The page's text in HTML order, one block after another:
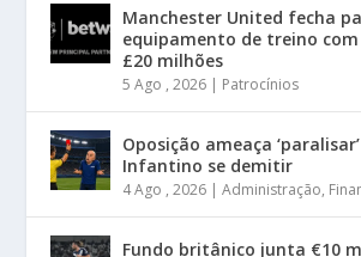
Manchester United fecha
equipamento de treino
£20 milhões
5 Ago , 2026 | Patrocínios
Oposição ameaça
Infantino se demitir
4 Ago , 2026 |Administração,
Fundo britânico junta €10